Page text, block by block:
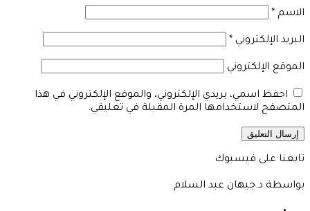
الاسم *
البريد الإلكتروني *
الموقع الإلكتروني
احفظ اسمي، بريدي الإلكتروني، والموقع الإلكتروني في هذا
المتصفح لاستخدامها المرة المقبلة في تعليقي.
تابعنا على فيسبوك
بواسطة د.جيهان عبد السلام